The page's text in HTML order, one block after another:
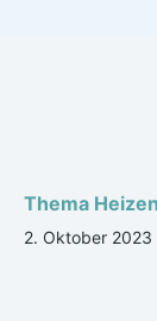
Thema
2. Oktober 2023